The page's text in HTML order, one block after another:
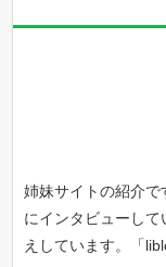
姉妹サイトの紹介
にインタビューし
えしています。「